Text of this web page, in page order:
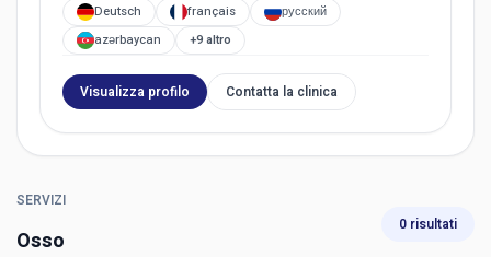
Deutsch
français
русский
azərbaycan
+9 altro
Visualizza profilo Contatta la clinica
SERVIZI
Osso
0 risultati